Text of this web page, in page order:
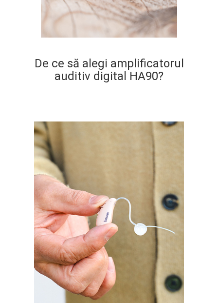
De ce să alegi amplificatorul
auditiv digital HA90?